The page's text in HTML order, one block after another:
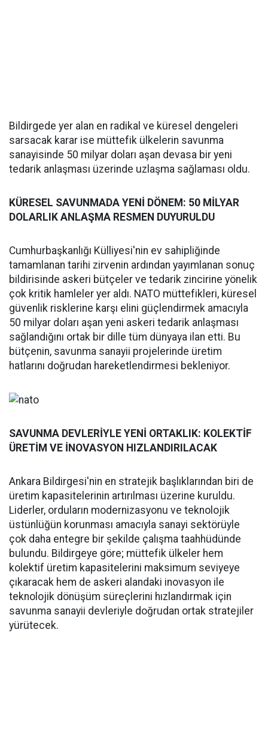
Bildirgede yer alan en radikal ve küresel dengeleri
sarsacak karar ise müttefik ülkelerin savunma
sanayisinde 50 milyar doları aşan devasa bir yeni
tedarik anlaşması üzerinde uzlaşma sağlaması oldu.
KÜRESEL SAVUNMADA YENİ DÖNEM: 50 MİLYAR
DOLARLIK ANLAŞMA RESMEN DUYURULDU
Cumhurbaşkanlığı Külliyesi'nin ev sahipliğinde
tamamlanan tarihi zirvenin ardından yayımlanan sonuç
bildirisinde askeri bütçeler ve tedarik zincirine yönelik
çok kritik hamleler yer aldı. NATO müttefikleri, küresel
güvenlik risklerine karşı elini güçlendirmek amacıyla
50 milyar doları aşan yeni askeri tedarik anlaşması
sağlandığını ortak bir dille tüm dünyaya ilan etti. Bu
bütçenin, savunma sanayii projelerinde üretim
hatlarını doğrudan hareketlendirmesi bekleniyor.
SAVUNMA DEVLERİYLE YENİ ORTAKLIK: KOLEKTİF
ÜRETİM VE İNOVASYON HIZLANDIRILACAK
Ankara Bildirgesi'nin en stratejik başlıklarından biri de
üretim kapasitelerinin artırılması üzerine kuruldu.
Liderler, orduların modernizasyonu ve teknolojik
üstünlüğün korunması amacıyla sanayi sektörüyle
çok daha entegre bir şekilde çalışma taahhüdünde
bulundu. Bildirgeye göre; müttefik ülkeler hem
kolektif üretim kapasitelerini maksimum seviyeye
çıkaracak hem de askeri alandaki inovasyon ile
teknolojik dönüşüm süreçlerini hızlandırmak için
savunma sanayii devleriyle doğrudan ortak stratejiler
yürütecek.